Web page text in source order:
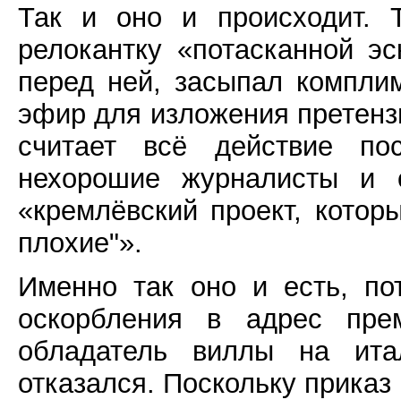
Так и оно и происходит.
релокантку «потасканной
перед ней, засыпал
эфир для изложения
считает всё действие
нехорошие журналисты и
«кремлёвский проект,
плохие"».
Именно так оно и есть,
оскорбления в адрес
обладатель виллы на
отказался. Поскольку